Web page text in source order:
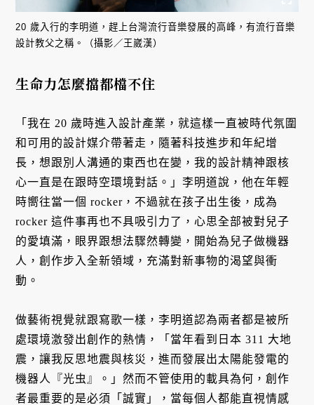
20 歲入行的李明道，趕上台灣流行音樂發展的高峰，有流行音樂
設計教父之稱。（攝影／王崴漢）
生命力怎麼擋都檔不住
「我在 20 歲時進入設計產業，就這樣一直被時代氛圍
和可用的設計媒介帶著走，隨著科技進步和年紀增
長，想跟別人溝通的東西也在變，我的設計精神跟核
心一直是在跟時空環境對話。」李明道說，他在年輕
時嚮往當一個 rocker，不過就在孩子出生後，成為
rocker 這件事再也不具吸引力了，心思全部被對兒子
的愛填滿，眼界跟想法驟然轉變，開始為兒子做機器
人，創作步入全新領域，充滿對新事物的渴望與衝
動。
做藝術視覺就跟寫歌一樣，李明道認為兩者都是被所
處環境激發出創作的熱情，「當年看到日本 311 大地
震，讓我反思地震與核災，進而發展出太陽能發電的
機器人『光虫』。」然而不管使用的載具為何，創作
者最重要的是必須「誠實」，當每個人都能直視情感